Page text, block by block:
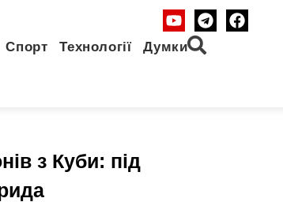
Спорт Технології Думки
з Куби: під